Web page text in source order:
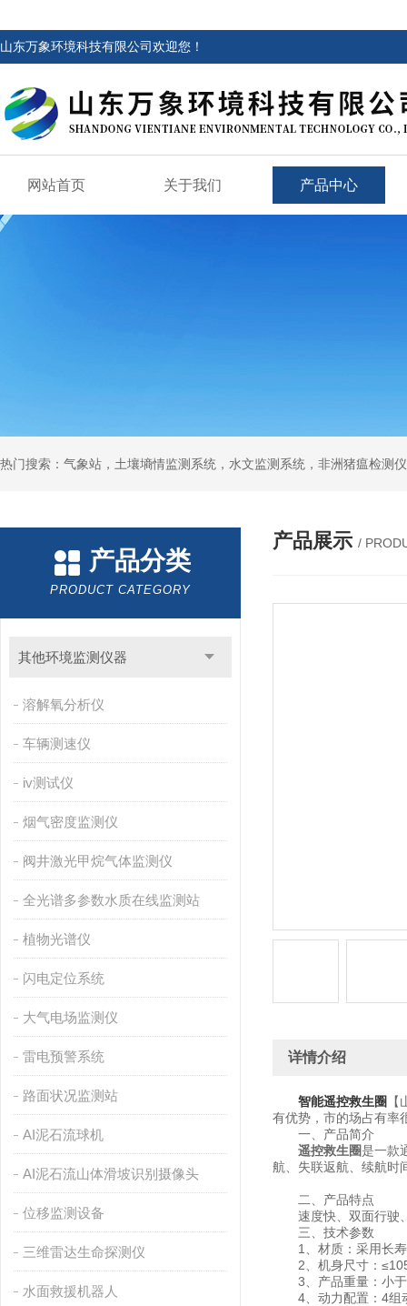
山东万象环境科技有限公司欢迎您！
网站首页 关于我们 产品中心
热门搜索：气象站，土壤墒情监测系统，水文监测系统，非洲猪瘟检测
产品分类
PRODUCT CATEGORY
其他环境监测仪器
溶解氧分析仪
车辆测速仪
iv测试仪
烟气密度监测仪
阀井激光甲烷气体监测仪
全光谱多参数水质在线监测站
植物光谱仪
闪电定位系统
大气电场监测仪
雷电预警系统
路面状况监测站
AI泥石流球机
AI泥石流山体滑坡识别摄像头
位移监测设备
三维雷达生命探测仪
水面救援机器人
产品展示 /
详情介绍
智能遥控救生圈
有优势，市的场占有率
一、产品简介
遥控救生圈是一款
航、失联返航、续航时
二、产品特点
速度快、双面行驶、
三、技术参数
1、材质：采用长寿
2、机身尺寸：
3、产品重量：小于
4、动力配置：4组